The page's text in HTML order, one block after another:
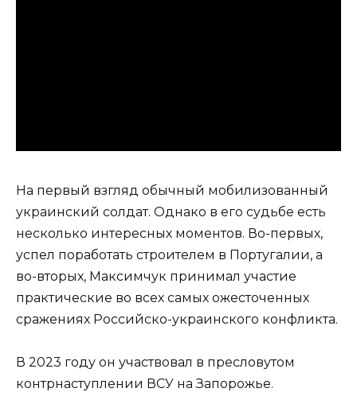
На первый взгляд обычный мобилизованный
украинский солдат. Однако в его судьбе есть
несколько интересных моментов. Во-первых,
успел поработать строителем в Португалии, а
во-вторых, Максимчук принимал участие
практические во всех самых ожесточенных
сражениях Российско-украинского конфликта.
В 2023 году он участвовал в пресловутом
контрнаступлении ВСУ на Запорожье.